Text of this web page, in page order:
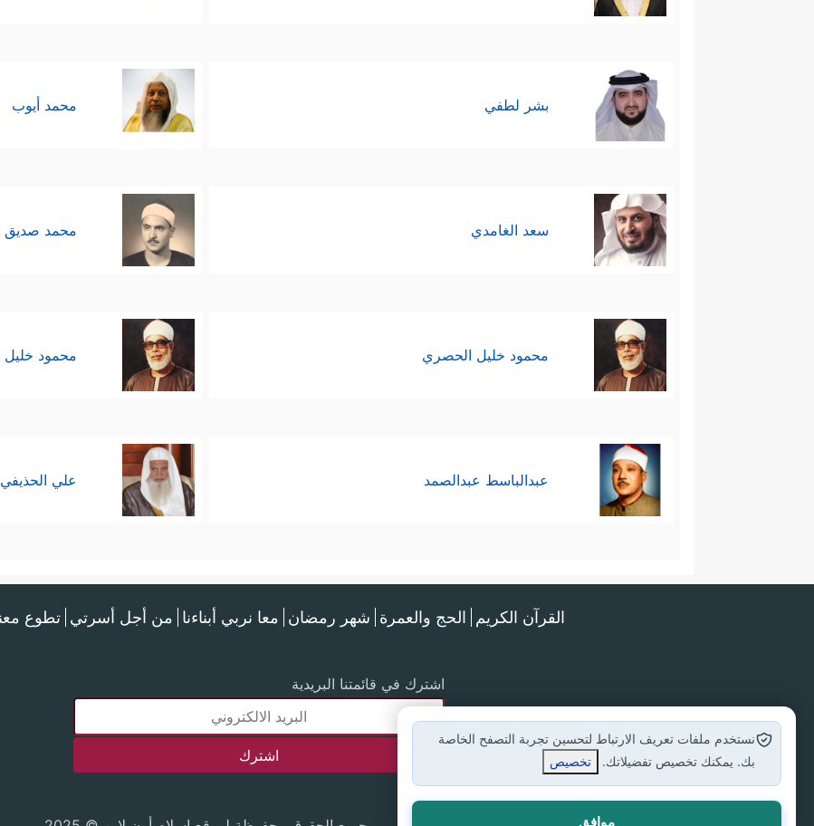
بشر لطفي محمد أيوب
سعد الغامدي محمد صديق
محمود خليل الحصري محمود
عبدالباسط عبدالصمد علي الحذيفي
القرآن الكريم الحج والعمرة شهر رمضان معا نربي أبناءنا من أجل أسرتي تطوع
اشترك في قائمتنا البريدية
نستخدم ملفات تعريف الارتباط لتحسين تجربة التصفح الخاصة
بك. يمكنك تخصيص تفضيلاتك.
تخصيص
موافق